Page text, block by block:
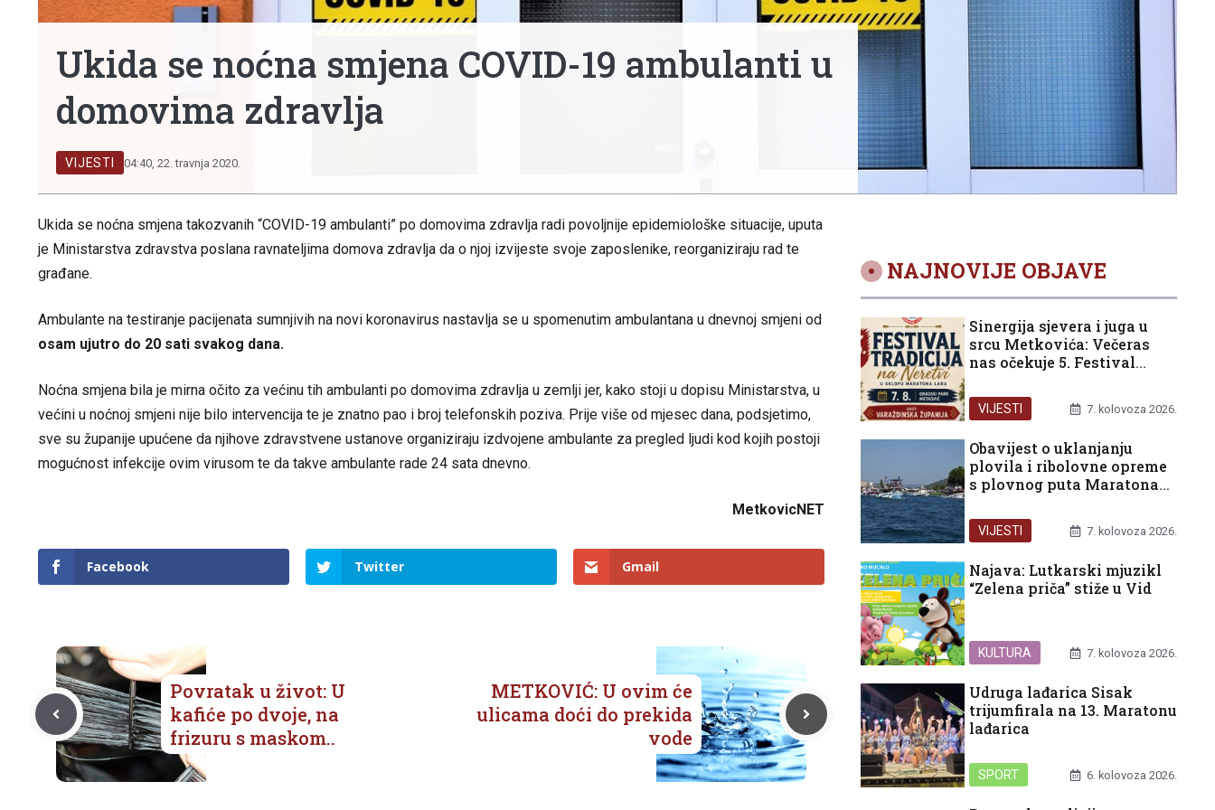
Ukida se noćna smjena COVID-19 ambulanti u
domovima zdravlja
VIJESTI 04:40, 22. travnja 2020.
Ukida se noćna smjena takozvanih “COVID-19 ambulanti” po domovima zdravlja radi povoljnije epidemiološke situacije, uputa
je Ministarstva zdravstva poslana ravnateljima domova zdravlja da o njoj izvijeste svoje zaposlenike, reorganiziraju rad te
građane.
Ambulante na testiranje pacijenata sumnjivih na novi koronavirus nastavlja se u spomenutim ambulantana u dnevnoj smjeni od
osam ujutro do 20 sati svakog dana.
Noćna smjena bila je mirna očito za većinu tih ambulanti po domovima zdravlja u zemlji jer, kako stoji u dopisu Ministarstva, u
većini u noćnoj smjeni nije bilo intervencija te je znatno pao i broj telefonskih poziva. Prije više od mjesec dana, podsjetimo,
sve su županije upućene da njihove zdravstvene ustanove organiziraju izdvojene ambulante za pregled ljudi kod kojih postoji
mogućnost infekcije ovim virusom te da takve ambulante rade 24 sata dnevno.
MetkovicNET
Facebook Twitter Gmail
Povratak u život: U
kafiće po dvoje, na
frizuru s maskom..
METKOVIĆ: U ovim će
ulicama doći do prekida
vode
NAJNOVIJE OBJAVE
Sinergija sjevera i juga u
srcu Metkovića: Večeras
nas očekuje 5. Festival
VIJESTI 7. kolovoza 2026.
Obavijest o uklanjanju
plovila i ribolovne opreme
s plovnog puta Maratona
VIJESTI 7. kolovoza 2026.
Najava: Lutkarski mjuzikl
“Zelena priča” stiže u Vid
KULTURA 7. kolovoza 2026.
Udruga lađarica Sisak
trijumfirala na 13. Maratonu
lađarica
SPORT 6. kolovoza 2026.